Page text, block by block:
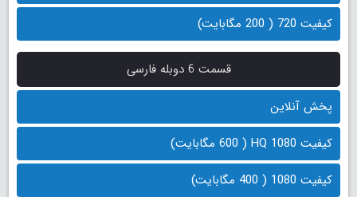
کیفیت 720 ( 200 مگابایت)
قسمت 6 دوبله فارسی
پخش آنلاین
کیفیت 1080 HQ ( 600 مگابایت)
کیفیت 1080 ( 400 مگابایت)